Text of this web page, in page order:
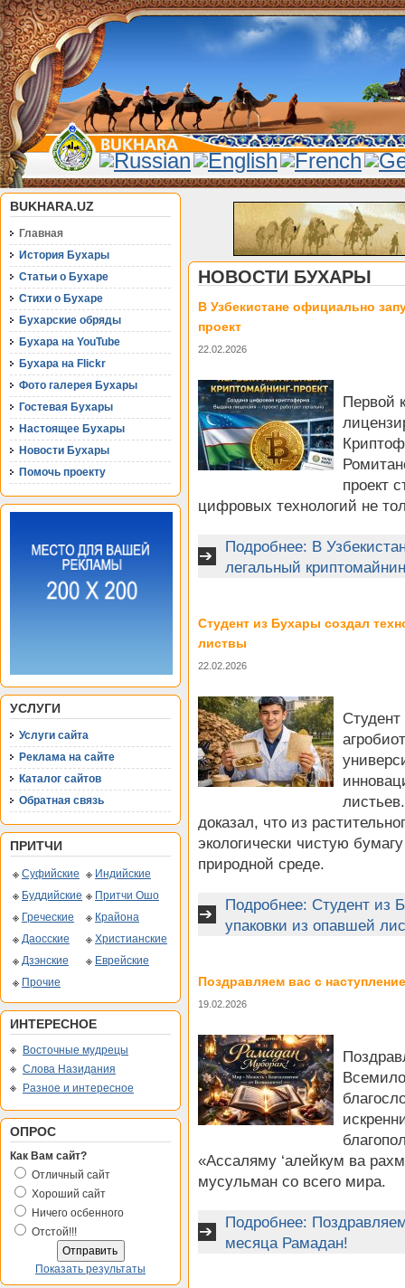
BUKHARA.UZ
Главная
История Бухары
Статьи о Бухаре
Стихи о Бухаре
Бухарские обряды
Бухара на YouTube
Бухара на Flickr
Фото галерея Бухары
Гостевая Бухары
Настоящее Бухары
Новости Бухары
Помочь проекту
УСЛУГИ
Услуги сайта
Реклама на сайте
Каталог сайтов
Обратная связь
ПРИТЧИ
Суфийские
Индийские
Буддийские
Притчи Ошо
Греческие
Крайона
Даосские
Христианские
Дзэнские
Еврейские
Прочие
ИНТЕРЕСНОЕ
Восточные мудрецы
Слова Назидания
Разное и интересное
ОПРОС
Как Вам сайт?
Отличный сайт
Хороший сайт
Ничего осбенного
Отстой!!!
Показать результаты
НОВОСТИ БУХАРЫ
В Узбекистане официально
проект
22.02.2026
Первой
проект
цифровых технологий не
Подробнее: В
легальный
Студент из Бухары создал
листвы
22.02.2026
Студент
доказал, что из
экологически чистую
природной среде.
Подробнее: Студент из
упаковки из опавшей
Поздравляем вас с
19.02.2026
«Ассаляму ‘алейкум ва
мусульман со всего мира.
Подробнее:
месяца Рамадан!